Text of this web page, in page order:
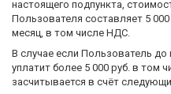
настоящего подпункта,
Пользователя составляет 5
месяц, в том числе НДС.
В случае если Пользователь
уплатит более 5 000 руб. в том
засчитывается в счёт